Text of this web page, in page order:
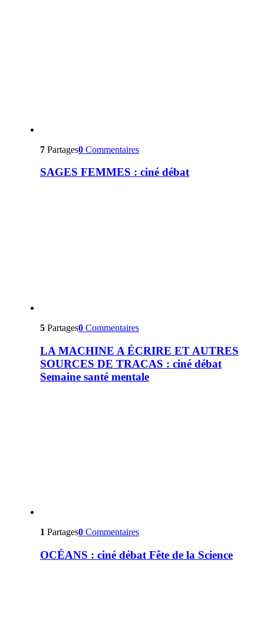
7 Partages0 Commentaires
SAGES FEMMES : ciné débat
5 Partages0 Commentaires
LA MACHINE A ÉCRIRE ET AUTRES
SOURCES DE TRACAS : ciné débat
Semaine santé mentale
1 Partages0 Commentaires
OCÉANS : ciné débat Fête de la Science